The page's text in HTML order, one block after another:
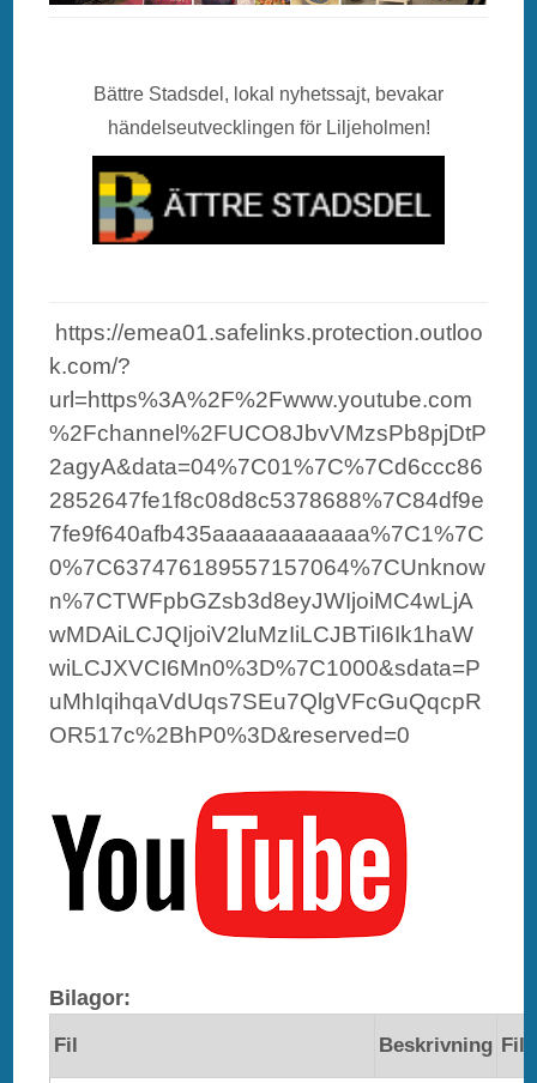
Bättre Stadsdel, lokal nyhetssajt, bevakar
händelseutvecklingen för Liljeholmen!
https://emea01.safelinks.protection.outloo
k.com/?
url=https%3A%2F%2Fwww.youtube.com
%2Fchannel%2FUCO8JbvVMzsPb8pjDtP
2agyA&data=04%7C01%7C%7Cd6ccc86
2852647fe1f8c08d8c5378688%7C84df9e
7fe9f640afb435aaaaaaaaaaaa%7C1%7C
0%7C637476189557157064%7CUnknow
n%7CTWFpbGZsb3d8eyJWIjoiMC4wLjA
wMDAiLCJQIjoiV2luMzIiLCJBTiI6Ik1haW
wiLCJXVCI6Mn0%3D%7C1000&sdata=P
uMhIqihqaVdUqs7SEu7QlgVFcGuQqcpR
OR517c%2BhP0%3D&reserved=0
Bilagor:
Fil Beskrivning